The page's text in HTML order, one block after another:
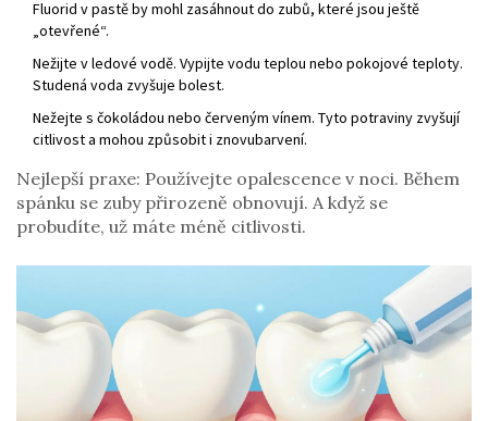
Fluorid v pastě by mohl zasáhnout do zubů, které jsou ještě
„otevřené“.
Nežijte v ledové vodě. Vypijte vodu teplou nebo pokojové teploty.
Studená voda zvyšuje bolest.
Nežejte s čokoládou nebo červeným vínem. Tyto potraviny zvyšují
citlivost a mohou způsobit i znovubarvení.
Nejlepší praxe: Používejte opalescence v noci. Během
spánku se zuby přirozeně obnovují. A když se
probudíte, už máte méně citlivosti.